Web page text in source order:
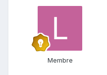
Membre